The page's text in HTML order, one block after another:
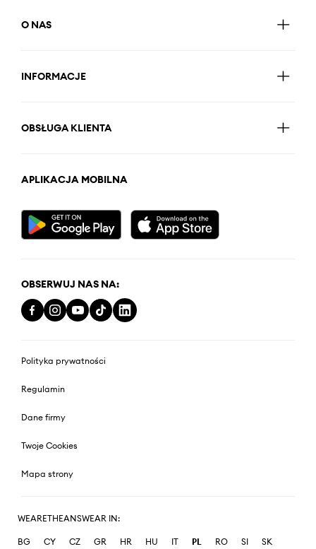
O NAS
INFORMACJE
OBSŁUGA KLIENTA
APLIKACJA MOBILNA
OBSERWUJ NAS NA:
Polityka prywatności
Regulamin
Dane firmy
Twoje Cookies
Mapa strony
WEARETHEANSWEAR IN:
BG CY CZ GR HR HU IT PL RO SI SK